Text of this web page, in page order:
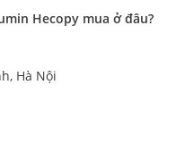
Hecopy mua ở đâu?
Hà Nội